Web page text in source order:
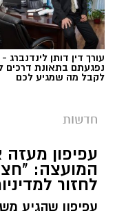
עורך דין דותן לינדנברג -
נפגעתם בתאונת דרכים
לקבל מה שמגיע לכם
חדשות
עפיפון
המועצה:
לחזור
עפיפון שהגיע